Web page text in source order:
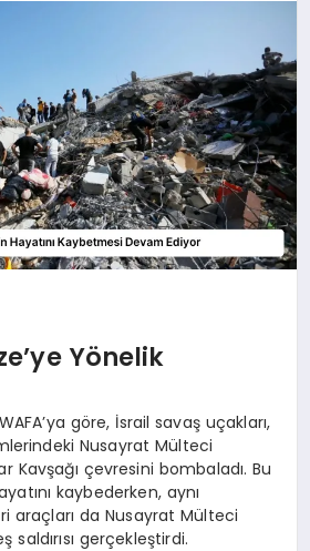
Yönelik
göre, İsrail savaş uçakları,
Nusayrat Mülteci
Kavşağı çevresini bombaladı. Bu
kaybederken, aynı
araçları da Nusayrat Mülteci
saldırısı gerçekleştirdi.